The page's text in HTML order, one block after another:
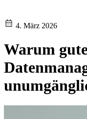
4. März 2026
Warum